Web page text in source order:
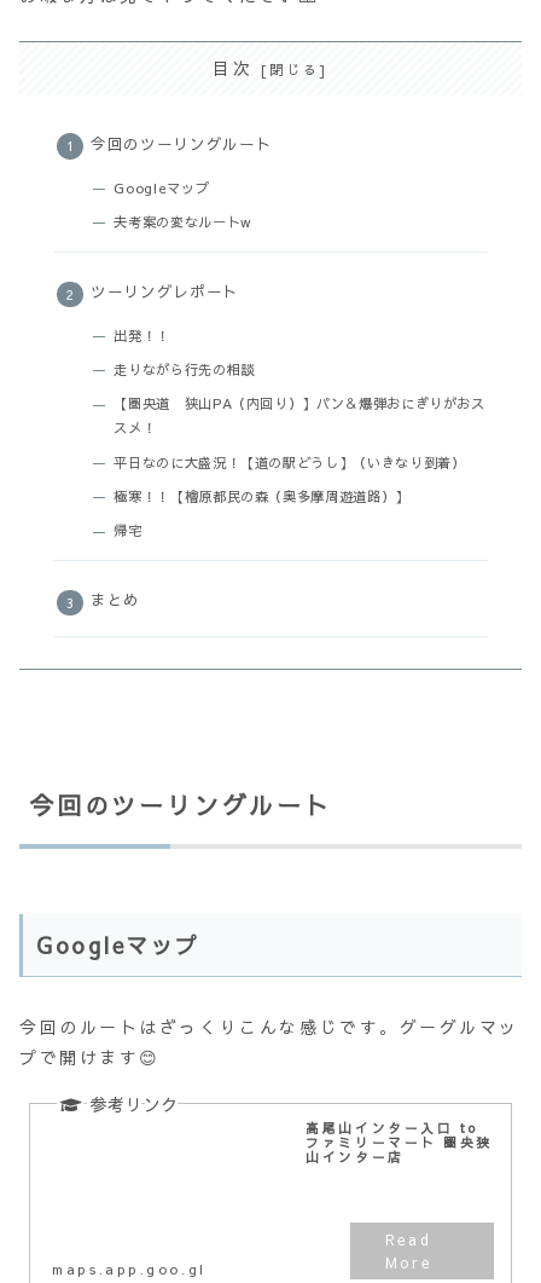
目次
今回のツーリングルート
Googleマップ
夫考案の変なルートw
ツーリングレポート
出発！！
走りながら行先の相談
【圏央道 狭山PA（内回り）】パン＆爆弾おにぎりがおス
スメ！
平日なのに大盛況！【道の駅どうし】（いきなり到着）
極寒！！【檜原都民の森（奥多摩周遊道路）】
帰宅
まとめ
今回のツーリングルート
Googleマップ
今回のルートはざっくりこんな感じです。グーグルマッ
プで開けます😊
高尾山インター入口 to
ファミリーマート 圏央狭
山インター店
maps.app.goo.gl